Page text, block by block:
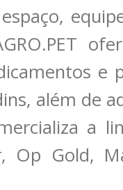
e
além de
a
Op Gold,